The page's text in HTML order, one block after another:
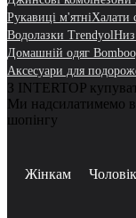
Рукавиці м'ятніХалати
Водолазки TrendyolНиз
Домашній одяг
Аксесуари для
З INTERTOP
Ми надсилатимемо
шопінгу
Жінкам